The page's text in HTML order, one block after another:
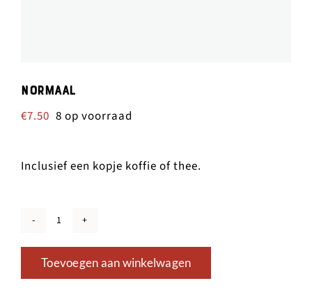
Normaal
€7.50 8 op voorraad
Inclusief een kopje koffie of thee.
aantal
Toevoegen aan winkelwagen